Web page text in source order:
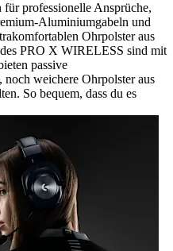
professionelle Ansprüche,
Aluminiumgabeln und
Ohrpolster aus
PRO X WIRELESS sind mit
passive
noch weichere Ohrpolster aus
So bequem, dass du es